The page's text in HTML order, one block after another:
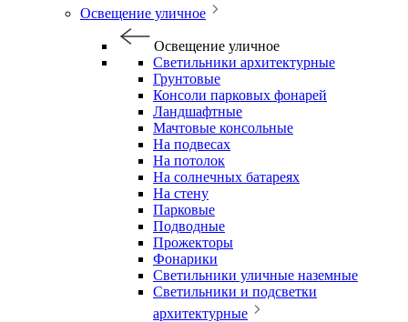
Освещение уличное
Освещение уличное
Светильники архитектурные
Грунтовые
Консоли парковых фонарей
Ландшафтные
Мачтовые консольные
На подвесах
На потолок
На солнечных батареях
На стену
Парковые
Подводные
Прожекторы
Фонарики
Светильники уличные наземные
Светильники и подсветки
архитектурные